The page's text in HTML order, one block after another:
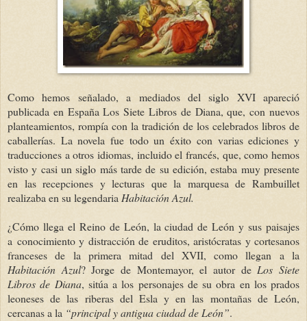
Como hemos señalado, a mediados del siglo XVI apareció
publicada en España Los Siete Libros de Diana, que, con nuevos
planteamientos, rompía con la tradición de los celebrados libros de
caballerías. La novela fue todo un éxito con varias ediciones y
traducciones a otros idiomas, incluido el francés, que, como hemos
visto y casi un siglo más tarde de su edición, estaba muy presente
en las recepciones y lecturas que la marquesa de Rambuillet
realizaba en su legendaria Habitación Azul.
¿Cómo llega el Reino de León, la ciudad de León y sus paisajes
a conocimiento y distracción de eruditos, aristócratas y cortesanos
franceses de la primera mitad del XVII, como llegan a la
Habitación Azul? Jorge de Montemayor, el autor de Los Siete
Libros de Diana, sitúa a los personajes de su obra en los prados
leoneses de las riberas del Esla y en las montañas de León,
cercanas a la “principal y antigua ciudad de León”.